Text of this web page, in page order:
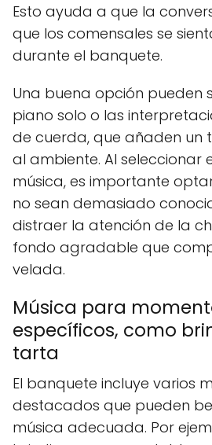
Esto ayuda a que la
que los comensales se
durante el banquete.
Una buena opción pueden
piano solo o las
de cuerda, que añaden un
al ambiente. Al seleccionar
música, es importante
no sean demasiado
distraer la atención de la
fondo agradable que
velada.
Música para
específicos, como
tarta
El banquete incluye varios
destacados que pueden
música adecuada. Por